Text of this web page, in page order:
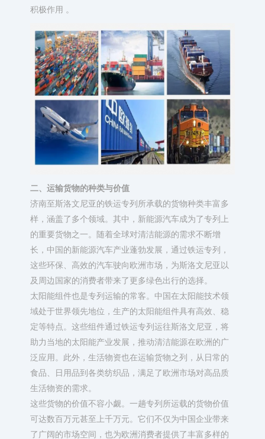
积极作用 。​
二、运输货物的种类与价值​
济南至斯洛文尼亚的铁运专列所承载的货物种类丰富多
样，涵盖了多个领域。其中，新能源汽车成为了专列上
的重要货物之一。随着全球对清洁能源的需求不断增
长，中国的新能源汽车产业蓬勃发展，通过铁运专列，
这些环保、高效的汽车驶向欧洲市场，为斯洛文尼亚以
及周边国家的消费者带来了更多绿色出行的选择。​
太阳能组件也是专列运输的常客。中国在太阳能技术领
域处于世界领先地位，生产的太阳能组件具有高效、稳
定等特点。这些组件通过铁运专列运往斯洛文尼亚，将
助力当地的太阳能产业发展，推动清洁能源在欧洲的广
泛应用。此外，生活物资也在运输货物之列，从日常的
食品、日用品到各类纺织品，满足了欧洲市场对高品质
生活物资的需求。​
这些货物的价值不容小觑。一趟专列所运载的货物价值
可达数百万元甚至上千万元。它们不仅为中国企业带来
了广阔的市场空间，也为欧洲消费者提供了丰富多样的